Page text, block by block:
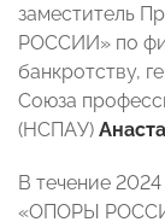
заместитель
РОССИИ» по
банкротству,
Союза
(НСПАУ)
В течение
«ОПОРЫ